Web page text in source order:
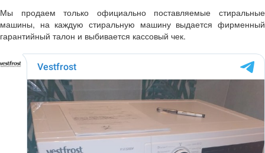
Мы продаем только официально поставляемые стиральные
машины, на каждую стиральную машину выдается фирменный
гарантийный талон и выбивается кассовый чек.